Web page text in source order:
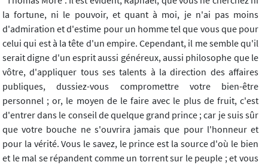
la fortune, ni le pouvoir, et quant à moi, je n'ai pas moins
d'admiration et d'estime pour un homme tel que vous que pour
celui qui est à la tête d'un empire. Cependant, il me semble qu'il
serait digne d'un esprit aussi généreux, aussi philosophe que le
vôtre, d'appliquer tous ses talents à la direction des affaires
publiques, dussiez-vous compromettre votre bien-être
personnel ; or, le moyen de le faire avec le plus de fruit, c'est
d'entrer dans le conseil de quelque grand prince ; car je suis sûr
que votre bouche ne s'ouvrira jamais que pour l'honneur et
pour la vérité. Vous le savez, le prince est la source d'où le bien
et le mal se répandent comme un torrent sur le peuple ; et vous